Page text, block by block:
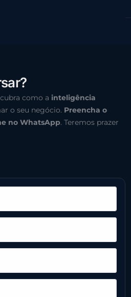
sar?
como a inteligência
o seu negócio. Preencha o
no WhatsApp. Teremos prazer